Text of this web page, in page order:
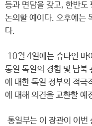
등과 면담을 갖고, 한반도
논의할 예이다. 오후에는
다.
10월 4일에는 슈타인 마
통일 독일의 경험 및 남북
에 대한 독일 정부의 적극
에 대해 의견을 교환할 예
통일부는 이 장관이 이번